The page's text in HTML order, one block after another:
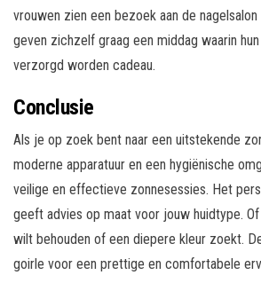
vrouwen zien een bezoek aan de
geven zichzelf graag een middag waarin
verzorgd worden cadeau.
Conclusie
Als je op zoek bent naar een uitstekende
moderne apparatuur en een hygiënische
veilige en effectieve zonnesessies. Het
geeft advies op maat voor jouw huidtype.
wilt behouden of een diepere kleur zoekt.
goirle voor een prettige en comfortabele